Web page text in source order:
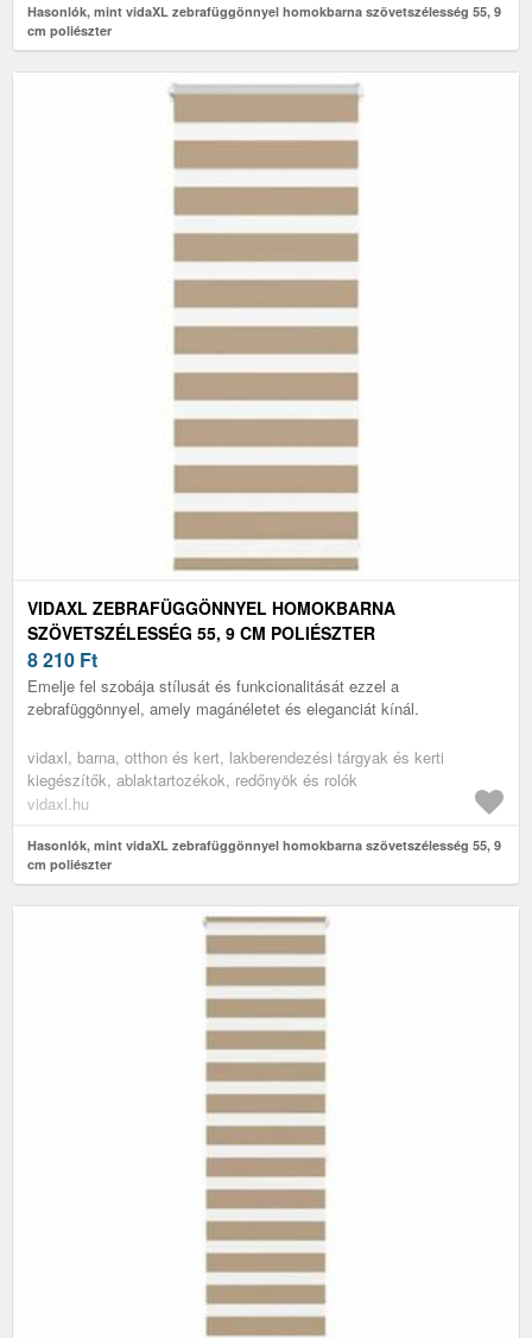
Hasonlók, mint vidaXL zebrafüggönnyel homokbarna szövetszélesség 55, 9
cm poliészter
VIDAXL ZEBRAFÜGGÖNNYEL HOMOKBARNA
SZÖVETSZÉLESSÉG 55, 9 CM POLIÉSZTER
8 210 Ft
Emelje fel szobája stílusát és funkcionalitását ezzel a
zebrafüggönnyel, amely magánéletet és eleganciát kínál.
vidaxl, barna, otthon és kert, lakberendezési tárgyak és kerti
kiegészítők, ablaktartozékok, redőnyök és rolók
vidaxl.hu
Hasonlók, mint vidaXL zebrafüggönnyel homokbarna szövetszélesség 55, 9
cm poliészter